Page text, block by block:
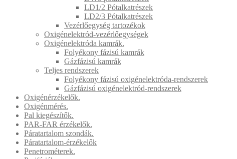
LD1/2 Pótalkatrészek
LD2/3 Pótalkatrészek
Vezérlőegység tartozékok
Oxigénelektród-vezérlőegységek
Oxigénelektróda kamrák.
Folyékony fázisú kamrák
Gázfázisú kamrák
Teljes rendszerek
Folyékony fázisú oxigénelektróda-rendszerek
Gázfázisú oxigénelektród-rendszerek
Oxigénérzékelők.
Oxigénmérés.
Pal kiegészítők.
PAR-FAR érzékelők.
Páratartalom szondák.
Páratartalom-érzékelők
Penetrométerek.